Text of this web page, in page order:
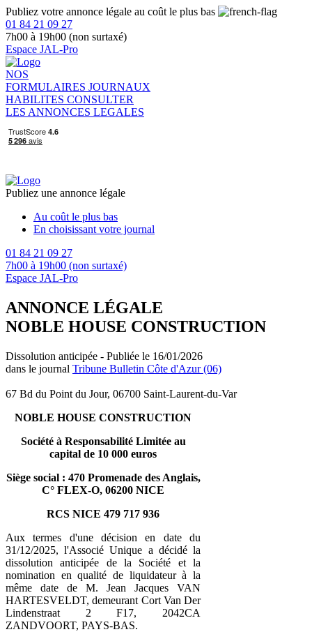
Publiez votre annonce légale au coût le plus bas
01 84 21 09 27
7h00 à 19h00 (non surtaxé)
Espace JAL-Pro
NOS
FORMULAIRES JOURNAUX
HABILITES CONSULTER
LES ANNONCES LEGALES
Publiez une annonce légale
Au coût le plus bas
En choisissant votre journal
01 84 21 09 27
7h00 à 19h00 (non surtaxé)
Espace JAL-Pro
ANNONCE LÉGALE
NOBLE HOUSE CONSTRUCTION
Dissolution anticipée - Publiée le 16/01/2026
dans le journal Tribune Bulletin Côte d'Azur (06)
67 Bd du Point du Jour, 06700 Saint-Laurent-du-Var
NOBLE HOUSE CONSTRUCTION
Société à Responsabilité Limitée au
capital de 10 000 euros
Siège social : 470 Promenade des Anglais,
C° FLEX-O, 06200 NICE
RCS NICE 479 717 936
Aux termes d'une décision en date du
31/12/2025, l'Associé Unique a décidé la
dissolution anticipée de la Société et la
nomination en qualité de liquidateur à la
même date de M. Jean Jacques VAN
HARTESVELDT, demeurant Cort Van Der
Lindenstraat 2 F17, 2042CA
ZANDVOORT, PAYS-BAS.